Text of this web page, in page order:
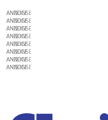
ANZEIGE
ANZEIGE
ANZEIGE
ANZEIGE
ANZEIGE
ANZEIGE
ANZEIGE
ANZEIGE